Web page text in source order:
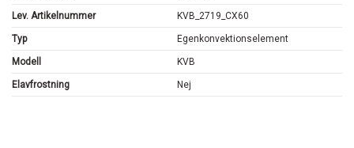
Lev. Artikelnummer KVB_2719_CX60
Typ Egenkonvektionselement
Modell KVB
Elavfrostning Nej